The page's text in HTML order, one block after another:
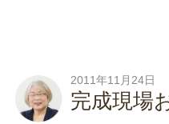
2011年11月24日
完成現場